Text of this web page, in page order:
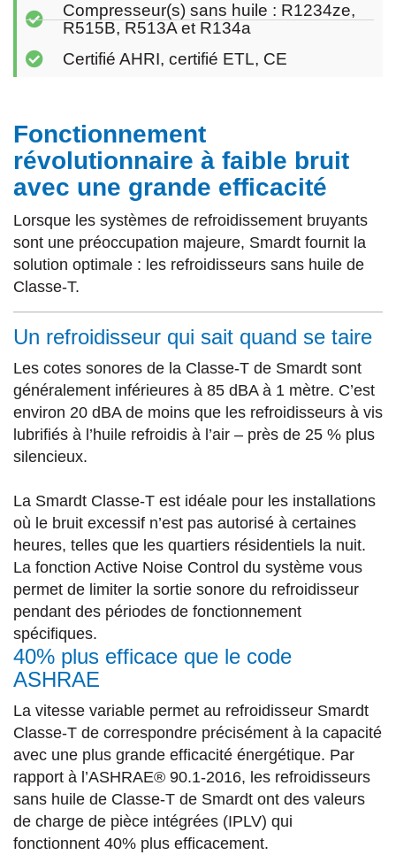
Compresseur(s) sans huile : R1234ze,
R515B, R513A et R134a
Certifié AHRI, certifié ETL, CE
Fonctionnement
révolutionnaire à faible bruit
avec une grande efficacité
Lorsque les systèmes de refroidissement bruyants
sont une préoccupation majeure, Smardt fournit la
solution optimale : les refroidisseurs sans huile de
Classe-T.
Un refroidisseur qui sait quand se taire
Les cotes sonores de la Classe-T de Smardt sont
généralement inférieures à 85 dBA à 1 mètre. C’est
environ 20 dBA de moins que les refroidisseurs à vis
lubrifiés à l’huile refroidis à l’air – près de 25 % plus
silencieux.
La Smardt Classe-T est idéale pour les installations
où le bruit excessif n’est pas autorisé à certaines
heures, telles que les quartiers résidentiels la nuit.
La fonction Active Noise Control du système vous
permet de limiter la sortie sonore du refroidisseur
pendant des périodes de fonctionnement
spécifiques.
40% plus efficace que le code
ASHRAE
La vitesse variable permet au refroidisseur Smardt
Classe-T de correspondre précisément à la capacité
avec une plus grande efficacité énergétique. Par
rapport à l’ASHRAE® 90.1-2016, les refroidisseurs
sans huile de Classe-T de Smardt ont des valeurs
de charge de pièce intégrées (IPLV) qui
fonctionnent 40% plus efficacement.